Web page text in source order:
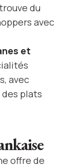
du
avec
et
avec
plats
offre de